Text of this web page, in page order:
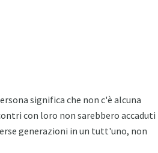
significa che non c'è alcuna
con loro non sarebbero accaduti
generazioni in un tutt'uno, non